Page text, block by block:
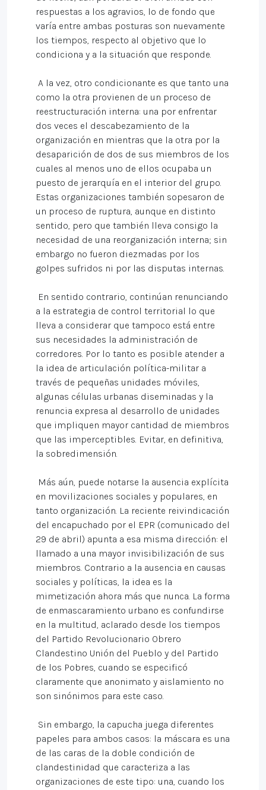
respuestas a los agravios, lo de fondo que
varía entre ambas posturas son nuevamente
los tiempos, respecto al objetivo que lo
condiciona y a la situación que responde.
A la vez, otro condicionante es que tanto una
como la otra provienen de un proceso de
reestructuración interna: una por enfrentar
dos veces el descabezamiento de la
organización en mientras que la otra por la
desaparición de dos de sus miembros de los
cuales al menos uno de ellos ocupaba un
puesto de jerarquía en el interior del grupo.
Estas organizaciones también sopesaron de
un proceso de ruptura, aunque en distinto
sentido, pero que también lleva consigo la
necesidad de una reorganización interna; sin
embargo no fueron diezmadas por los
golpes sufridos ni por las disputas internas.
En sentido contrario, continúan renunciando
a la estrategia de control territorial lo que
lleva a considerar que tampoco está entre
sus necesidades la administración de
corredores. Por lo tanto es posible atender a
la idea de articulación política-militar a
través de pequeñas unidades móviles,
algunas células urbanas diseminadas y la
renuncia expresa al desarrollo de unidades
que impliquen mayor cantidad de miembros
que las imperceptibles. Evitar, en definitiva,
la sobredimensión.
Más aún, puede notarse la ausencia explícita
en movilizaciones sociales y populares, en
tanto organización. La reciente reivindicación
del encapuchado por el EPR (comunicado del
29 de abril) apunta a esa misma dirección: el
llamado a una mayor invisibilización de sus
miembros. Contrario a la ausencia en causas
sociales y políticas, la idea es la
mimetización ahora más que nunca. La forma
de enmascaramiento urbano es confundirse
en la multitud, aclarado desde los tiempos
del Partido Revolucionario Obrero
Clandestino Unión del Pueblo y del Partido
de los Pobres, cuando se especificó
claramente que anonimato y aislamiento no
son sinónimos para este caso.
Sin embargo, la capucha juega diferentes
papeles para ambos casos: la máscara es una
de las caras de la doble condición de
clandestinidad que caracteriza a las
organizaciones de este tipo: una, cuando los